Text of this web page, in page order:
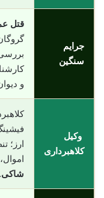
جرایم
سنگین
قتل
و
وکیل
کلاهبرداری
ارز؛
شاکی.